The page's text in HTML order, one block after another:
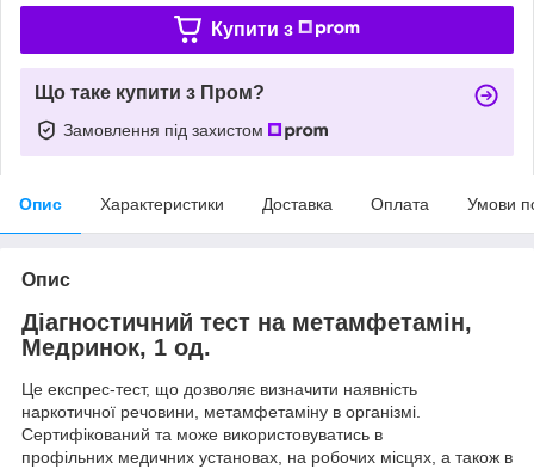
Купити з
Що таке купити з Пром?
Замовлення під захистом
Опис Характеристики Доставка Оплата Умови
Опис
Діагностичний тест на метамфетамін,
Медринок, 1 од.
Це експрес-тест, що дозволяє визначити наявність
наркотичної речовини, метамфетаміну в організмі.
Сертифікований та може використовуватись в
профільних медичних установах, на робочих місцях, а також в